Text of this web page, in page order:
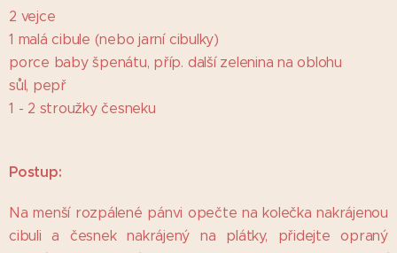
2 vejce
1 malá cibule (nebo jarní cibulky)
porce baby špenátu, příp. další zelenina na oblohu
sůl, pepř
1 - 2 stroužky česneku
Postup:
Na menší rozpálené pánvi opečte na kolečka nakrájenou
cibuli a česnek nakrájený na plátky, přidejte opraný